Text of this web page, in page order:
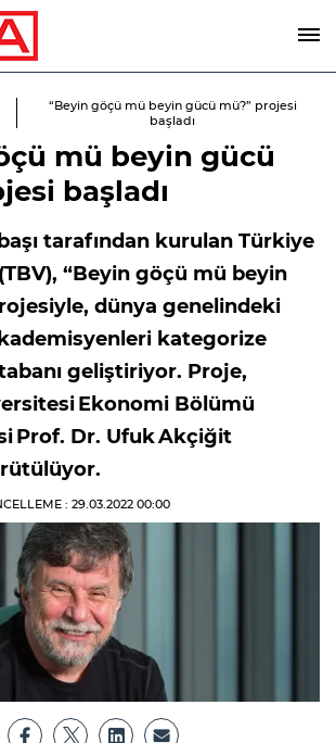
“Beyin göçü mü beyin gücü mü?” projesi
başladı
mü beyin gücü
başladı
tarafından kurulan Türkiye
“Beyin göçü mü beyin
dünya genelindeki
kategorize
geliştiriyor. Proje,
Ekonomi Bölümü
Prof. Dr. Ufuk Akçiğit
: 29.03.2022 00:00